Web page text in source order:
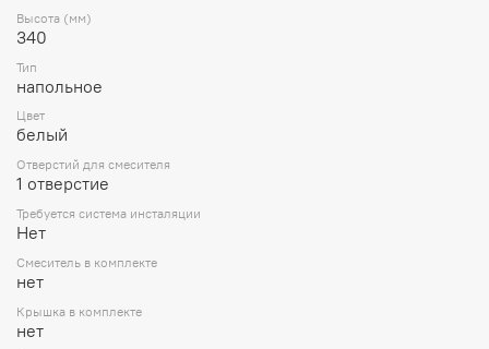
Высота (мм)
340
Тип
напольное
Цвет
белый
Отверстий для смесителя
1 отверстие
Требуется система инсталяции
Нет
Смеситель в комплекте
нет
Крышка в комплекте
нет